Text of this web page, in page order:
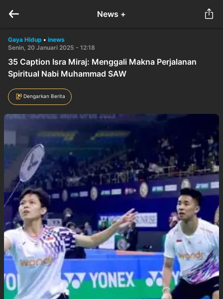
News +
Gaya Hidup • inews
Senin, 20 Januari 2025 - 12:18
35 Caption Isra Miraj: Menggali Makna Perjalanan
Spiritual Nabi Muhammad SAW
Dengarkan Berita